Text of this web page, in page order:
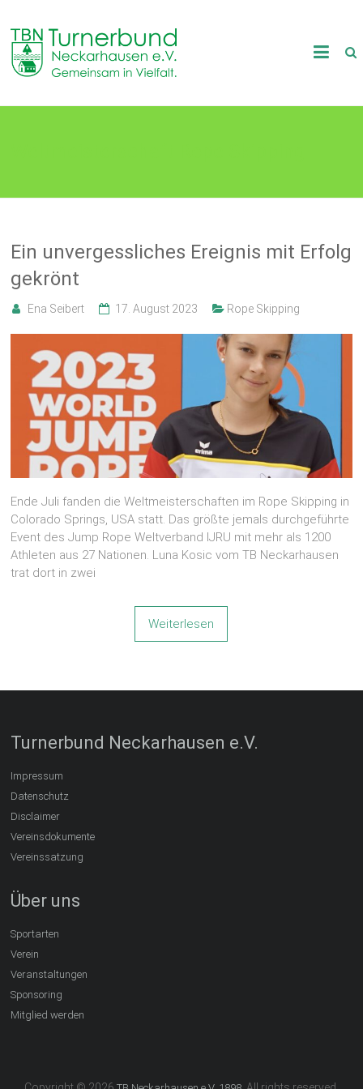
content
TB
Neckarhausen
in
Ein unvergessliches Ereignis mit Erfolg
gekrönt
Ena Seibert 17. August 2023 Rope Skipping
Ende Juli fanden die Weltmeisterschaften im Rope Skipping in
Colorado Springs, USA statt. Das größte jemals durchgeführte
Event des Jump Rope Weltverband IJRU mit mehr als 1200
Athleten aus 27 Nationen. Luna Kosic vom TB Neckarhausen
trat dort in zwei
Weiterlesen
Turnerbund Neckarhausen e.V.
Impressum
Datenschutz
Disclaimer
Vereinsdokumente
Vereinssatzung
Über uns
Sportarten
Verein
Veranstaltungen
Sponsoring
Mitglied werden